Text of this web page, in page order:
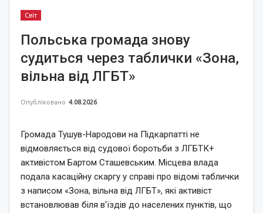
Світ
Польська громада знову
судиться через таблички «Зона,
вільна від ЛГБТ»
Опубліковано 4.08.2026
Громада Тушув-Народови на Підкарпатті не
відмовляється від судової боротьби з ЛГБТК+
активістом Бартом Сташевським. Місцева влада
подала касаційну скаргу у справі про відомі таблички
з написом «Зона, вільна від ЛГБТ», які активіст
встановлював біля в’їздів до населених пунктів, що